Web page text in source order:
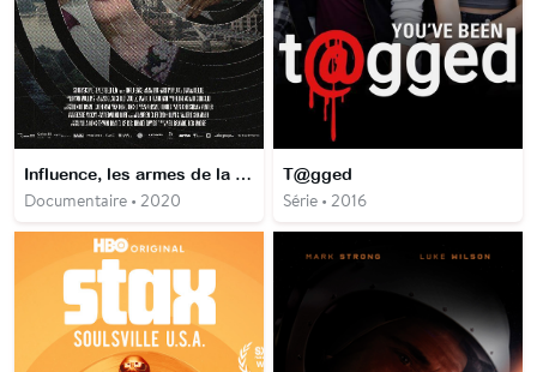
Influence, les armes de la com
Documentaire • 2020
T@gged
Série • 2016